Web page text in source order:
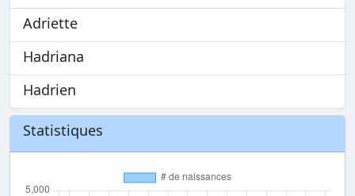
Adriette
Hadriana
Hadrien
Statistiques